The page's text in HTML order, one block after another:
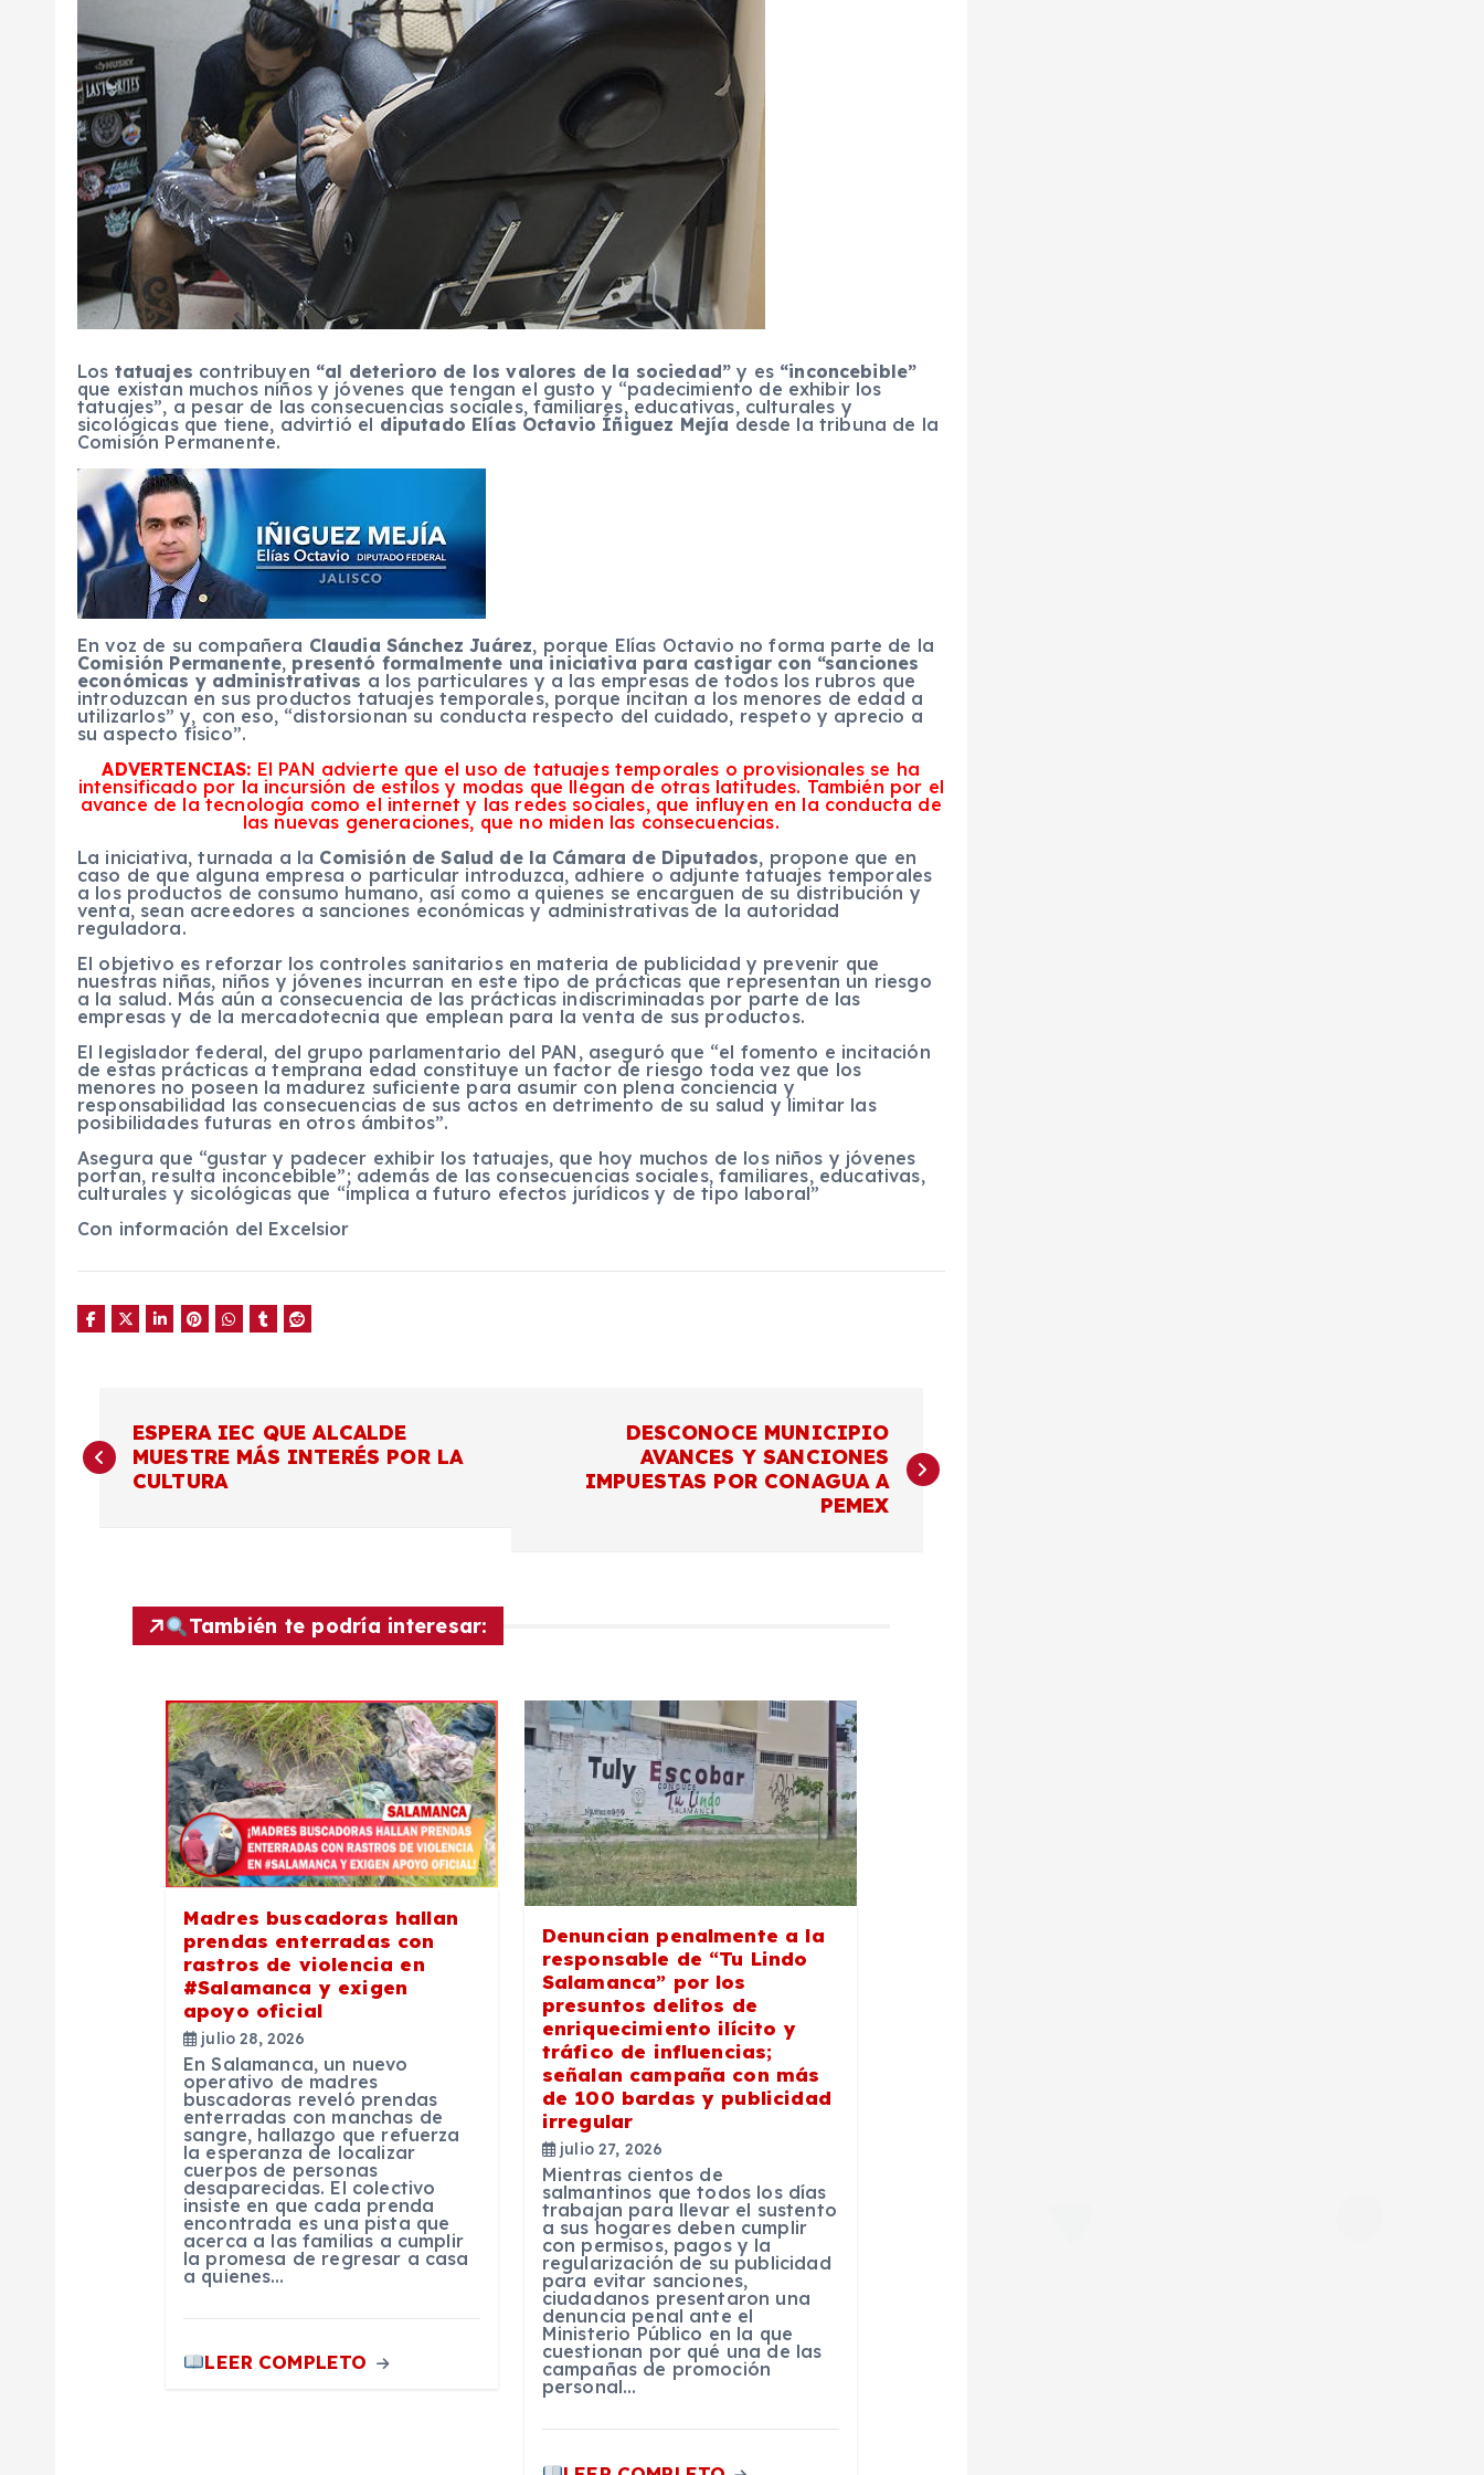
Los tatuajes contribuyen “al deterioro de los valores de la sociedad” y es “inconcebible”
que existan muchos niños y jóvenes que tengan el gusto y “padecimiento de exhibir los
tatuajes”, a pesar de las consecuencias sociales, familiares, educativas, culturales y
sicológicas que tiene, advirtió el diputado Elías Octavio Íñiguez Mejía desde la tribuna de la
Comisión Permanente.
En voz de su compañera Claudia Sánchez Juárez, porque Elías Octavio no forma parte de la
Comisión Permanente, presentó formalmente una iniciativa para castigar con “sanciones
económicas y administrativas a los particulares y a las empresas de todos los rubros que
introduzcan en sus productos tatuajes temporales, porque incitan a los menores de edad a
utilizarlos” y, con eso, “distorsionan su conducta respecto del cuidado, respeto y aprecio a
su aspecto físico”.
ADVERTENCIAS: El PAN advierte que el uso de tatuajes temporales o provisionales se ha
intensificado por la incursión de estilos y modas que llegan de otras latitudes. También por el
avance de la tecnología como el internet y las redes sociales, que influyen en la conducta de
las nuevas generaciones, que no miden las consecuencias.
La iniciativa, turnada a la Comisión de Salud de la Cámara de Diputados, propone que en
caso de que alguna empresa o particular introduzca, adhiere o adjunte tatuajes temporales
a los productos de consumo humano, así como a quienes se encarguen de su distribución y
venta, sean acreedores a sanciones económicas y administrativas de la autoridad
reguladora.
El objetivo es reforzar los controles sanitarios en materia de publicidad y prevenir que
nuestras niñas, niños y jóvenes incurran en este tipo de prácticas que representan un riesgo
a la salud. Más aún a consecuencia de las prácticas indiscriminadas por parte de las
empresas y de la mercadotecnia que emplean para la venta de sus productos.
El legislador federal, del grupo parlamentario del PAN, aseguró que “el fomento e incitación
de estas prácticas a temprana edad constituye un factor de riesgo toda vez que los
menores no poseen la madurez suficiente para asumir con plena conciencia y
responsabilidad las consecuencias de sus actos en detrimento de su salud y limitar las
posibilidades futuras en otros ámbitos”.
Asegura que “gustar y padecer exhibir los tatuajes, que hoy muchos de los niños y jóvenes
portan, resulta inconcebible”; además de las consecuencias sociales, familiares, educativas,
culturales y sicológicas que “implica a futuro efectos jurídicos y de tipo laboral”
Con información del Excelsior
a
ESPERA IEC QUE ALCALDE
MUESTRE MÁS INTERÉS POR LA
CULTURA
DESCONOCE MUNICIPIO
AVANCES Y SANCIONES
IMPUESTAS POR CONAGUA A
PEMEX
También te podría interesar:
Madres buscadoras hallan
prendas enterradas con
rastros de violencia en
#Salamanca y exigen
apoyo oficial
julio 28, 2026
En Salamanca, un nuevo
operativo de madres
buscadoras reveló prendas
enterradas con manchas de
sangre, hallazgo que refuerza
la esperanza de localizar
cuerpos de personas
desaparecidas. El colectivo
insiste en que cada prenda
encontrada es una pista que
acerca a las familias a cumplir
la promesa de regresar a casa
a quienes…
LEER COMPLETO
Denuncian penalmente a la
responsable de “Tu Lindo
Salamanca” por los
presuntos delitos de
enriquecimiento ilícito y
tráfico de influencias;
señalan campaña con más
de 100 bardas y publicidad
irregular
julio 27, 2026
Mientras cientos de
salmantinos que todos los días
trabajan para llevar el sustento
a sus hogares deben cumplir
con permisos, pagos y la
regularización de su publicidad
para evitar sanciones,
ciudadanos presentaron una
denuncia penal ante el
Ministerio Público en la que
cuestionan por qué una de las
campañas de promoción
personal…